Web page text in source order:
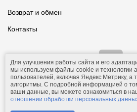
Возврат и обмен
Контакты
© 2011-2026.Comfolio.ru— интернет-
для дома.
Для улучшения работы сайта и его
мы используем файлы cookie и технологии
пользователей, включая Яндекс Метрику, а
алгоритмы. С подробной информацией о
ваши данные, вы можете ознакомиться в
отношении обработки персональных